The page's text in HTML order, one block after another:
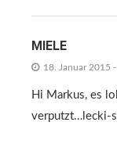
MIELE
18. Januar 2015
Hi Markus, es
verputzt…lecki-